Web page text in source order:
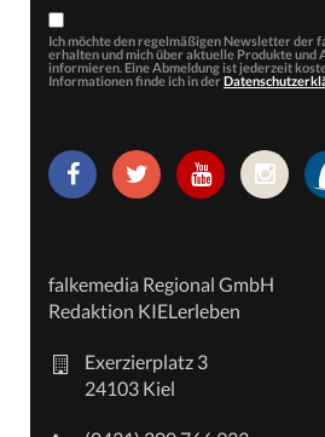
Ich möchte den regelmäßigen Newsletter der
erhalten und mich über aktuelle Produkte und
informieren. Eine Abmeldung ist jederzeit
Informationen finde ich in der
falkemedia Regional GmbH
Redaktion KIELerleben
Exerzierplatz 3
24103 Kiel